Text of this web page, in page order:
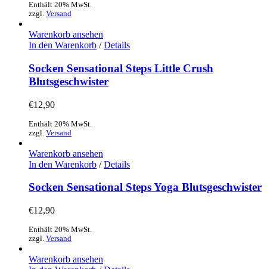
Enthält 20% MwSt.
zzgl. Versand
Warenkorb ansehen
In den Warenkorb / Details
Socken Sensational Steps Little Crush
Blutsgeschwister
€12,90
Enthält 20% MwSt.
zzgl. Versand
Warenkorb ansehen
In den Warenkorb / Details
Socken Sensational Steps Yoga Blutsgeschwister
€12,90
Enthält 20% MwSt.
zzgl. Versand
Warenkorb ansehen